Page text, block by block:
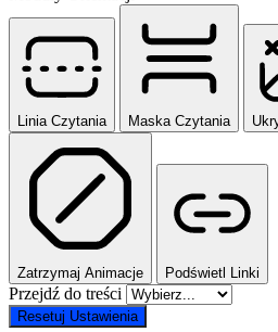
Linia Czytania Maska Czytania
Zatrzymaj Animacje Podświetl Linki
Przejdź do treści
Resetuj Ustawienia